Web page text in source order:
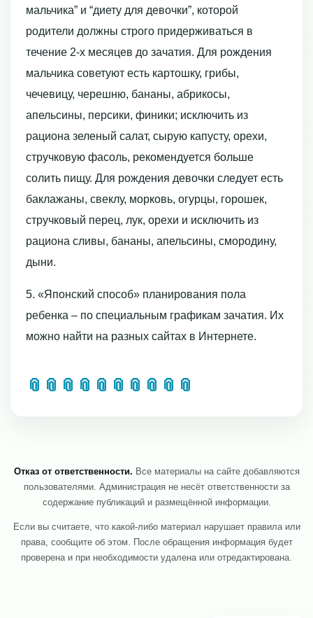
мальчика” и “диету для девочки”, которой
родители должны строго придерживаться в
течение 2-х месяцев до зачатия. Для рождения
мальчика советуют есть картошку, грибы,
чечевицу, черешню, бананы, абрикосы,
апельсины, персики, финики; исключить из
рациона зеленый салат, сырую капусту, орехи,
стручковую фасоль, рекомендуется больше
солить пищу. Для рождения девочки следует есть
баклажаны, свеклу, морковь, огурцы, горошек,
стручковый перец, лук, орехи и исключить из
рациона сливы, бананы, апельсины, смородину,
дыни.
5. «Японский способ» планирования пола
ребенка – по специальным графикам зачатия. Их
можно найти на разных сайтах в Интернете.
📎 📎 📎 📎 📎 📎 📎 📎 📎 📎
Отказ от ответственности. Все материалы на сайте добавляются
пользователями. Администрация не несёт ответственности за
содержание публикаций и размещённой информации.
Если вы считаете, что какой-либо материал нарушает правила или
права, сообщите об этом. После обращения информация будет
проверена и при необходимости удалена или отредактирована.